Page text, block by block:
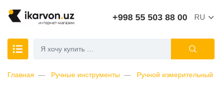
+998 55 503 88 00 RU
Главная Ручные инструменты Ручной измерительный